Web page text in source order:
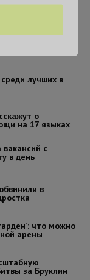
вам стоит
лучших в
о
на 17 языках
с
в день
в
что можно
арены
за Бруклин